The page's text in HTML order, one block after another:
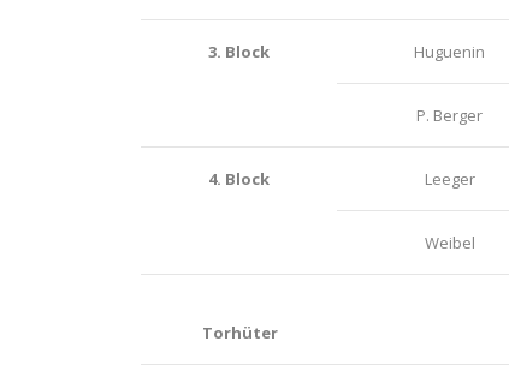
3. Block Huguenin
P. Berger
4. Block Leeger
Weibel
Torhüter